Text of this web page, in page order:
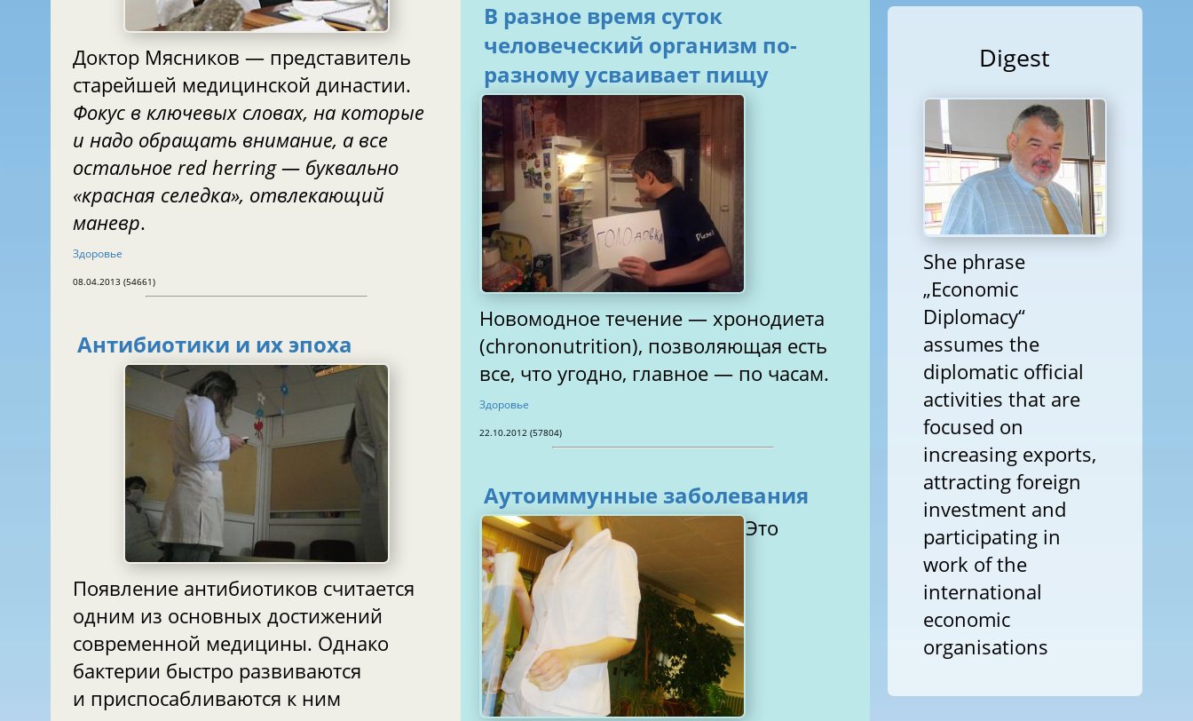
Доктор Мясников — представитель
старейшей медицинской династии.
Фокус в ключевых словах, на которые
и надо обращать внимание, а все
остальное red herring — буквально
«красная селедка», отвлекающий
маневр.
Здоровье
08.04.2013 (54661)
Антибиотики и их эпоха
Появление антибиотиков считается
одним из основных достижений
современной медицины. Однако
бактерии быстро развиваются
и приспосабливаются к ним
В разное время суток
человеческий организм по-
разному усваивает пищу
Новомодное течение — хронодиета
(chrononutrition), позволяющая есть
все, что угодно, главное — по часам.
Здоровье
22.10.2012 (57804)
Аутоиммунные заболевания
Это
Digest
She phrase
„Economic
Diplomacy“
assumes the
diplomatic official
activities that are
focused on
increasing exports,
attracting foreign
investment and
participating in
work of the
international
economic
organisations